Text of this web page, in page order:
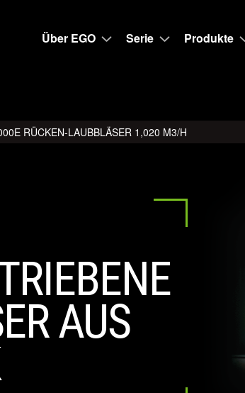
Über EGO
Serie Produkte
RÜCKEN-LAUBBLÄSER 1,020 M3/H
AUS